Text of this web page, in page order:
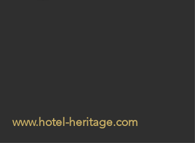
www.hotel-heritage.com